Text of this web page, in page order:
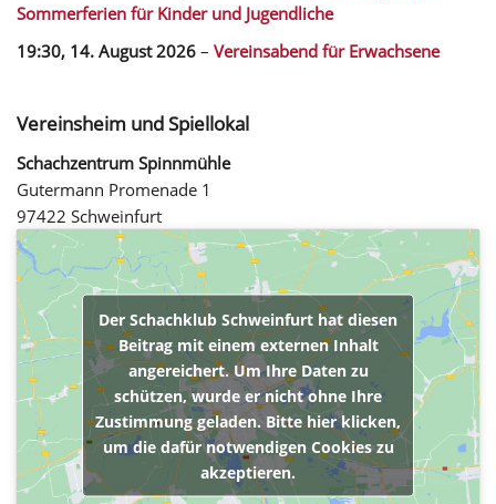
Sommerferien für Kinder und Jugendliche
19:30, 14. August 2026 – Vereinsabend für Erwachsene
Vereinsheim und Spiellokal
Schachzentrum Spinnmühle
Gutermann Promenade 1
97422 Schweinfurt
Der Schachklub Schweinfurt hat diesen
Beitrag mit einem externen Inhalt
angereichert. Um Ihre Daten zu
schützen, wurde er nicht ohne Ihre
Zustimmung geladen. Bitte hier klicken,
um die dafür notwendigen Cookies zu
akzeptieren.